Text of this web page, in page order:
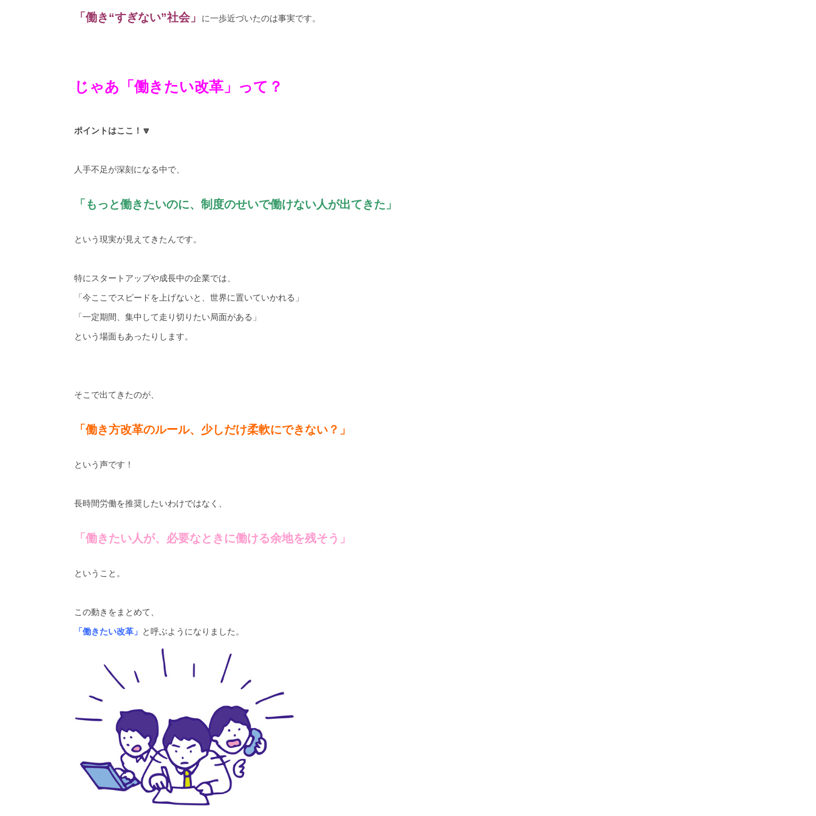
「働き“すぎない”社会」 に一歩近づいたのは事実です。
じゃあ「働きたい改革」って？
ポイントはここ！🔽
人手不足が深刻になる中で、
「もっと働きたいのに、制度のせいで働けない人が出てきた」
という現実が見えてきたんです。
特にスタートアップや成長中の企業では、
「今ここでスピードを上げないと、世界に置いていかれる」
「一定期間、集中して走り切りたい局面がある」
という場面もあったりします。
そこで出てきたのが、
「働き方改革のルール、少しだけ柔軟にできない？」
という声です！
長時間労働を推奨したいわけではなく、
「働きたい人が、必要なときに働ける余地を残そう」
ということ。
この動きをまとめて、
「働きたい改革」 と呼ぶようになりました。